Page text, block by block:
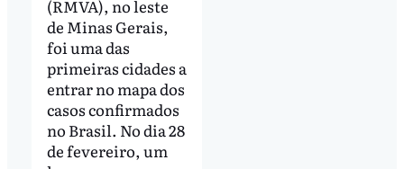
(RMVA), no leste
de Minas Gerais,
foi uma das
primeiras cidades a
entrar no mapa dos
casos confirmados
no Brasil. No dia 28
de fevereiro, um